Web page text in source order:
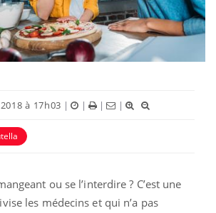
à 17h03 | | | |
ou se l’interdire ? C’est une
les médecins et qui n’a pas